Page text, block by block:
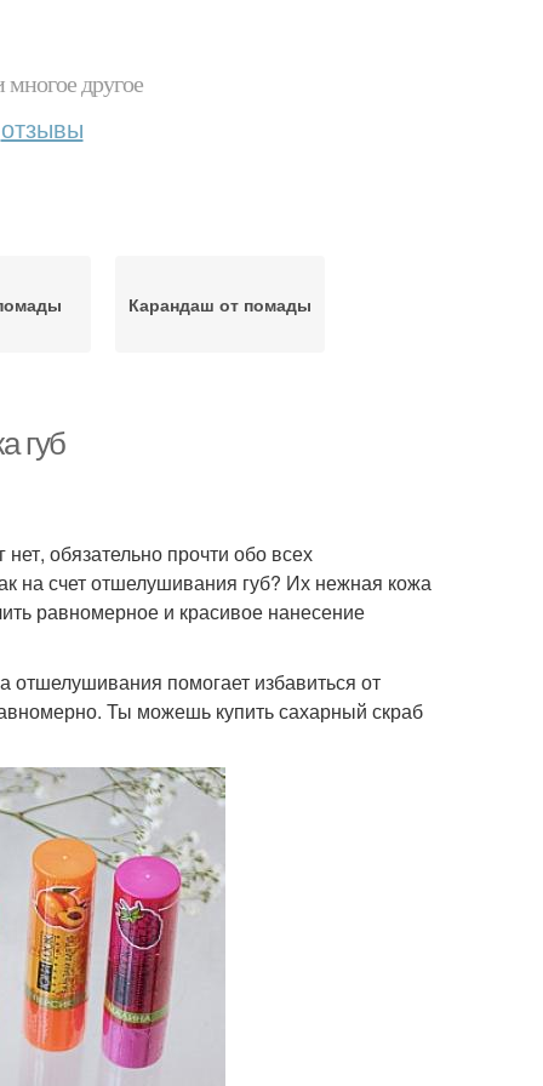
другое
отзывы
Карандаш от помады
губ
обязательно прочти обо всех
на счет отшелушивания губ? Их нежная кожа
равномерное и красивое нанесение
помогает избавиться от
Ты можешь купить сахарный скраб